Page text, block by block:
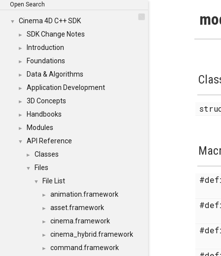
Open Search
▼ Cinema 4D C++ SDK
► SDK Change Notes
► Introduction
► Foundations
► Data & Algorithms
► Application Development
► 3D Concepts
► Handbooks
► Modules
▼ API Reference
► Classes
▼ Files
▼ File List
► animation.framework
► asset.framework
► cinema.framework
► cinema_hybrid.framework
► command.framework